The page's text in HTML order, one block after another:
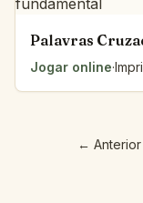
Palavras
Jogar online·
← Anterior